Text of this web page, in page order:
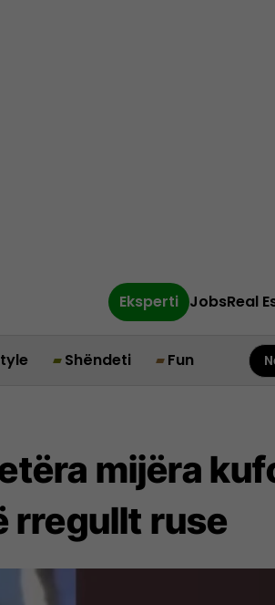
Eksperti JobsReal
Shëndeti Fun
mijëra
rregullt ruse